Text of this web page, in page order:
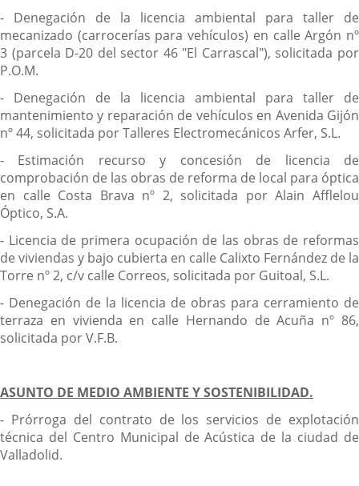
- Denegación de la licencia ambiental para taller de
mecanizado (carrocerías para vehículos) en calle Argón nº
3 (parcela D-20 del sector 46 "El Carrascal"), solicitada por
P.O.M.
- Denegación de la licencia ambiental para taller de
mantenimiento y reparación de vehículos en Avenida Gijón
nº 44, solicitada por Talleres Electromecánicos Arfer, S.L.
- Estimación recurso y concesión de licencia de
comprobación de las obras de reforma de local para óptica
en calle Costa Brava nº 2, solicitada por Alain Afflelou
Óptico, S.A.
- Licencia de primera ocupación de las obras de reformas
de viviendas y bajo cubierta en calle Calixto Fernández de la
Torre nº 2, c/v calle Correos, solicitada por Guitoal, S.L.
- Denegación de la licencia de obras para cerramiento de
terraza en vivienda en calle Hernando de Acuña nº 86,
solicitada por V.F.B.
ASUNTO DE MEDIO AMBIENTE Y SOSTENIBILIDAD.
- Prórroga del contrato de los servicios de explotación
técnica del Centro Municipal de Acústica de la ciudad de
Valladolid.